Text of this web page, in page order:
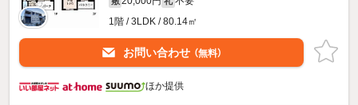
1階 / 3LDK / 80.14㎡
お問い合わせ （無料）
ほか提供